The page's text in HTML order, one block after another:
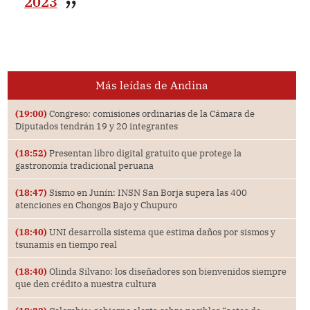
Más leídas de Andina
(19:00) Congreso: comisiones ordinarias de la Cámara de
Diputados tendrán 19 y 20 integrantes
(18:52) Presentan libro digital gratuito que protege la
gastronomía tradicional peruana
(18:47) Sismo en Junín: INSN San Borja supera las 400
atenciones en Chongos Bajo y Chupuro
(18:40) UNI desarrolla sistema que estima daños por sismos y
tsunamis en tiempo real
(18:40) Olinda Silvano: los diseñadores son bienvenidos siempre
que den crédito a nuestra cultura